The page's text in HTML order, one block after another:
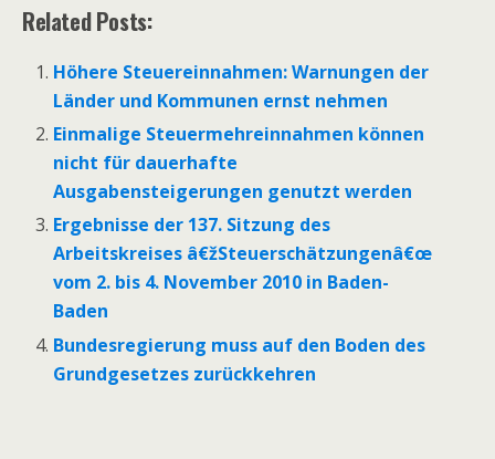
Related Posts:
Höhere Steuereinnahmen: Warnungen der
Länder und Kommunen ernst nehmen
Einmalige Steuermehreinnahmen können
nicht für dauerhafte
Ausgabensteigerungen genutzt werden
Ergebnisse der 137. Sitzung des
Arbeitskreises â€žSteuerschätzungenâ€œ
vom 2. bis 4. November 2010 in Baden-
Baden
Bundesregierung muss auf den Boden des
Grundgesetzes zurückkehren